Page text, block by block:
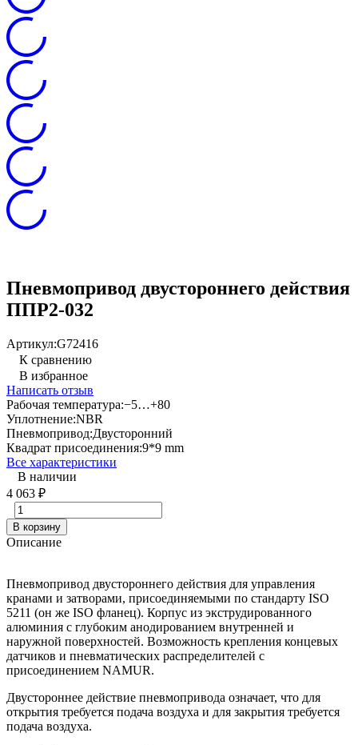
Пневмопривод двустороннего действия
ППР2-032
Артикул:G72416
К сравнению
В избранное
Написать отзыв
Рабочая температура:−5…+80
Уплотнение:NBR
Пневмопривод:Двусторонний
Квадрат присоединения:9*9 mm
Все характеристики
В наличии
4 063 ₽
В корзину
Описание
Пневмопривод двустороннего действия для управления
кранами и затворами, присоединяемыми по стандарту ISO
5211 (он же ISO фланец). Корпус из экструдированного
алюминия с глубоким анодированием внутренней и
наружной поверхностей. Возможность крепления концевых
датчиков и пневматических распределителей с
присоединением NAMUR.
Двустороннее действие пневмопривода означает, что для
открытия требуется подача воздуха и для закрытия требуется
подача воздуха.